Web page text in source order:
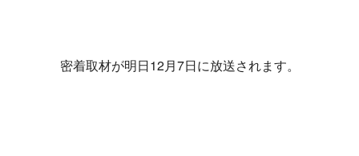
密着取材が明日12月7日に放送されます。